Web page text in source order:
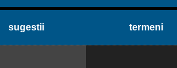
sugestii termeni